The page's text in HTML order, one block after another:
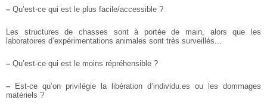
– Qu’est-ce qui est le plus facile/accessible ?
Les structures de chasses sont à portée de main, alors que les
laboratoires d’expérimentations animales sont très surveillés...
– Qu’est-ce qui est le moins répréhensible ?
– Est-ce qu’on privilégie la libération d’individu.es ou les dommages
matériels ?